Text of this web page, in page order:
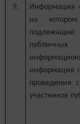
9.
Информация
на
информация
проведения
участников